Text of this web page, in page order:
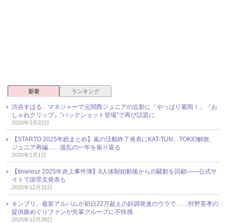
新着 ランキング
渋谷すばる、マネジャーで元関西ジュニアの近影に「やっぱり菊岡！」『お
しゃれクリップ』“バックショット登場”で再び話題に
2026年3月22日
【STARTO 2025年総まとめ】嵐の活動終了発表にKAT-TUN、TOKIO解散、
ジュニア再編……波乱の一年を振り返る
2026年1月1日
【timelesz 2025年炎上事件簿】8人体制始動後からの騒動を回顧――公式サ
イトで謝罪文発表も
2025年12月31日
キンプリ、最新アルバムが初日22万超えの好調発進のウラで……狩野英孝の
提供曲めぐりファンが先輩グループに不快感
2025年12月28日